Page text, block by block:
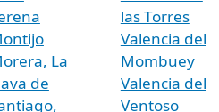
La
de
las Torres
Valencia del
Mombuey
Valencia del
Ventoso